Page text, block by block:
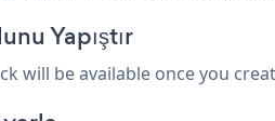
Yapıştır
will be available once you